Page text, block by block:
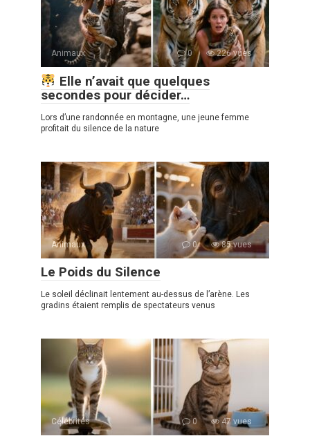
Animaux 0 226 vues
Elle n’avait que quelques
secondes pour décider…
Lors d’une randonnée en montagne, une jeune femme
profitait du silence de la nature
Animaux 0 85 vues
Le Poids du Silence
Le soleil déclinait lentement au-dessus de l’arène. Les
gradins étaient remplis de spectateurs venus
Célébrités 0 47 vues